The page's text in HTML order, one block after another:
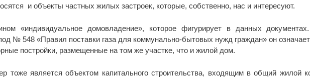
и объекты частных жилых застроек, которые, собственно, нас и интересуют.
«индивидуальное домовладение», которое фигурирует в данных
№ 548 «Правил поставки газа для коммунально-бытовых нужд граждан» он
постройки, размещенные на том же участке, что и жилой дом.
тоже является объектом капитального строительства, входящим в общий жилой